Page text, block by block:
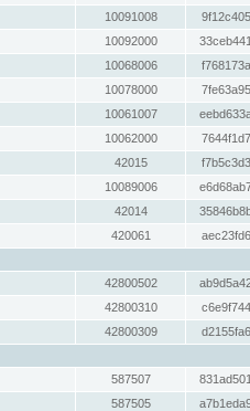
10091008
10092000
10068006
10078000
10061007
10062000
42015
10089006
42014
420061
42800502
42800310
42800309
587507
587505